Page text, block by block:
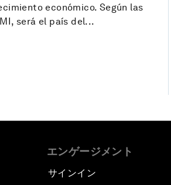
económico. Según las
será el país del...
エンゲージメント
サインイン